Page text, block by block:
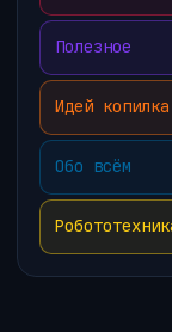
Полезное
Идей копилка
Обо всём